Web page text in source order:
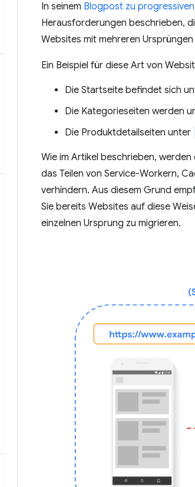
In seinem Blogpost zu
Herausforderungen beschrieben,
Websites mit mehreren
Ein Beispiel für diese Art von
Die Startseite befindet sich
Die Kategorieseiten werden
Die Produktdetailseiten unter
Wie im Artikel beschrieben,
das Teilen von Service-Workern,
verhindern. Aus diesem Grund
Sie bereits Websites auf diese
einzelnen Ursprung zu migrieren.